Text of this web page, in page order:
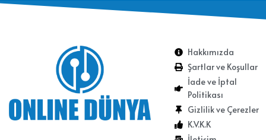
Hakkımızda
Şartlar ve Koşullar
İade ve İptal
Politikası
Gizlilik ve Çerezler
K.V.K.K